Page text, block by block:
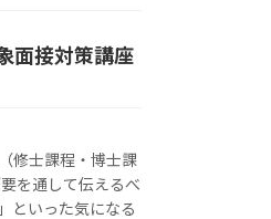
面接対策講座
修士課程・博士課
を通して伝えるべ
といった気になる